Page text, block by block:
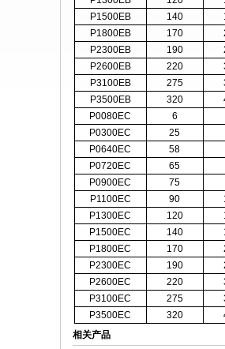
P1500EB
140
P1800EB
170
P2300EB
190
P2600EB
220
P3100EB
275
P3500EB
320
P0080EC
6
P0300EC
25
P0640EC
58
P0720EC
65
P0900EC
75
P1100EC
90
P1300EC
120
P1500EC
140
P1800EC
170
P2300EC
190
P2600EC
220
P3100EC
275
P3500EC
320
相关产品